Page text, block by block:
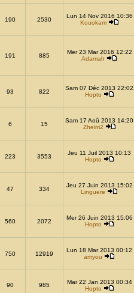
190 2530
Lun 14 Nov 2016 10:36
Kouokam
191 885
Mer 23 Mar 2016 12:22
Adamah
93 822
Sam 07 Déc 2013 22:02
Hopto
6 15
Sam 17 Aoû 2013 14:20
Zheim2
223 3553
Jeu 11 Juil 2013 10:13
Hopto
47 334
Jeu 27 Juin 2013 15:02
Linguere
560 2072
Mer 26 Juin 2013 15:06
Hopto
750 12919
Lun 18 Mar 2013 00:12
amyou
90 985
Mar 22 Jan 2013 00:34
Hopto